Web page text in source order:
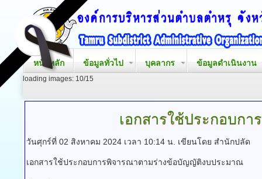
หน้าหลัก ข้อมูลทั่วไป บุคลากร ข้อมูลดำเนินงาน
loading images: 10/15
เอกสารใช้ประกอบก
วันศุกร์ที่ 02 สิงหาคม 2024 เวลา 10:14 น. เขียนโดย สำนักปลัด
เอกสารใช้ประกอบการพิจารณาตามร่างข้อบัญญัติงบประมาณ